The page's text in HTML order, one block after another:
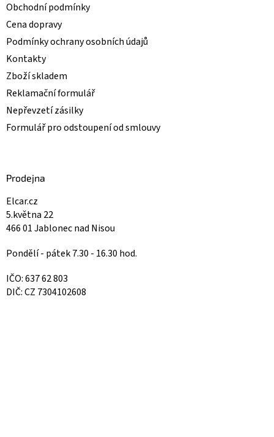
Obchodní podmínky
Cena dopravy
Podmínky ochrany osobních údajů
Kontakty
Zboží skladem
Reklamační formulář
Nepřevzetí zásilky
Formulář pro odstoupení od smlouvy
Prodejna
Elcar.cz
5.května 22
466 01 Jablonec nad Nisou
Pondělí - pátek 7.30 - 16.30 hod.
IČO: 637 62 803
DIČ: CZ 7304102608